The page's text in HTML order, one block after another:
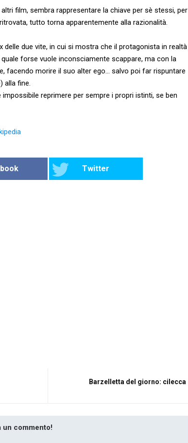
film, sembra rappresentare la chiave per sè stessi, per
tutto torna apparentemente alla razionalità.
delle due vite, in cui si mostra che il protagonista in realtà
forse vuole inconsciamente scappare, ma con la
facendo morire il suo alter ego... salvo poi far rispuntare
alla fine.
reprimere per sempre i propri istinti, se ben
Twitter
Barzelletta del giorno: cilecca
un commento!